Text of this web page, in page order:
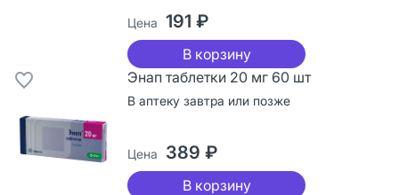
Цена 191 ₽
В корзину
Энап таблетки 20 мг 60 шт
В аптеку завтра или позже
Цена 389 ₽
В корзину